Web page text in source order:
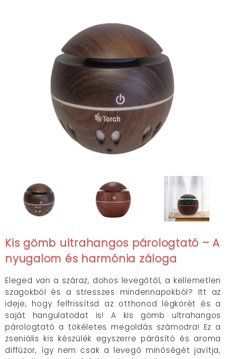
Kis gömb ultrahangos párologtató – A
nyugalom és harmónia záloga
Eleged van a száraz, dohos levegőtől, a kellemetlen
szagokból és a stresszes mindennapokból? Itt az
ideje, hogy felfrissítsd az otthonod légkörét és a
saját hangulatodat is! A kis gömb ultrahangos
párologtató a tökéletes megoldás számodra! Ez a
zseniális kis készülék egyszerre párásító és aroma
diffúzor, így nem csak a levegő minőségét javítja,